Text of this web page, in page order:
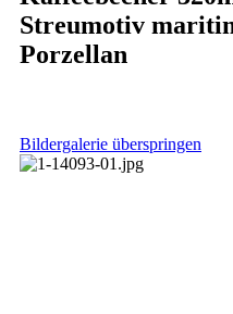
Streumotiv
Porzellan
Bildergalerie überspringen